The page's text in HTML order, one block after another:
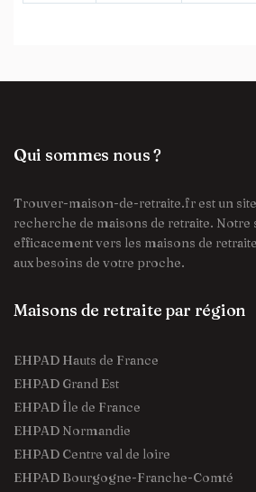
Qui sommes nous ?
Trouver-maison-de-retraite.fr est un
recherche de maisons de retraite. Notre
efficacement vers les maisons de
aux besoins de votre proche.
Maisons de retraite par région
EHPAD Hauts de France
EHPAD Grand Est
EHPAD Île de France
EHPAD Normandie
EHPAD Centre val de loire
EHPAD Bourgogne-Franche-Comté